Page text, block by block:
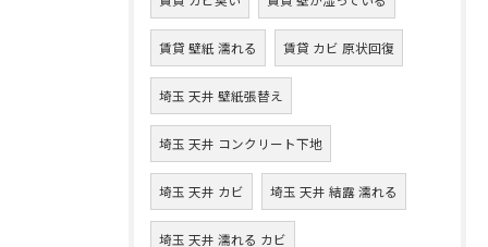
賃貸 壁紙 濡れる 賃貸 カビ 原状回復
埼玉 天井 壁紙張替え
埼玉 天井 コンクリート下地
埼玉 天井 カビ 埼玉 天井 結露 濡れる
埼玉 天井 濡れる カビ